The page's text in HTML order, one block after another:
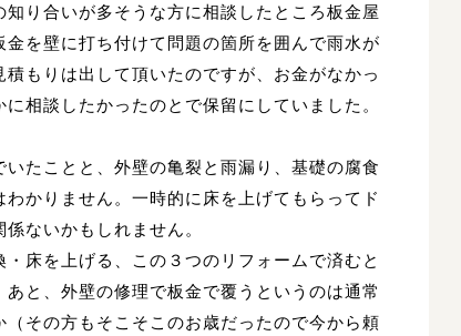
り合いが多そうな方に相談したところ板金屋
を壁に打ち付けて問題の箇所を囲んで雨水が
もりは出して頂いたのですが、お金がなかっ
相談したかったのとで保留にしていました。
たことと、外壁の亀裂と雨漏り、基礎の腐食
かりません。一時的に床を上げてもらってド
ないかもしれません。
床を上げる、この３つのリフォームで済むと
と、外壁の修理で板金で覆うというのは通常
その方もそこそこのお歳だったので今から頼